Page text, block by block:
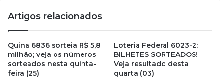
Artigos relacionados
Quina 6836 sorteia R$ 5,8
milhão; veja os números
sorteados nesta quinta-
feira (25)
Loteria Federal 6023-2:
BILHETES SORTEADOS!
Veja resultado desta
quarta (03)